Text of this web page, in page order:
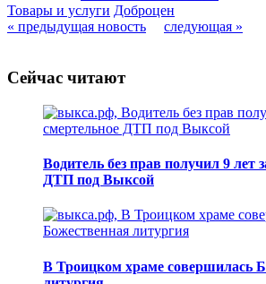
Товары и услуги Доброцен
« предыдущая новость
следующая »
Сейчас читают
Водитель без прав получил 9 лет
ДТП под Выксой
В Троицком храме совершилась